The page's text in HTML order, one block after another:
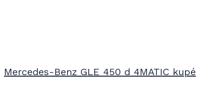
Mercedes-Benz GLE 450 d 4MATIC kupé